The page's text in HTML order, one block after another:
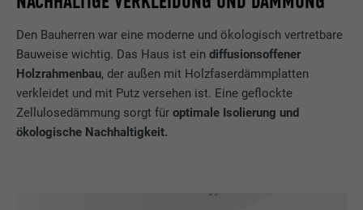
Den Bauherren war eine moderne und ökologisch vertretbare
Bauweise wichtig. Das Haus ist eindiffusionsoffener
Holzrahmenbau, der außen mit Holzfaserdämmplatten
verkleidet und mit Putz versehen ist. Eine geflockte
Zellulosedämmung sorgt füroptimale Isolierung und
ökologische Nachhaltigkeit.